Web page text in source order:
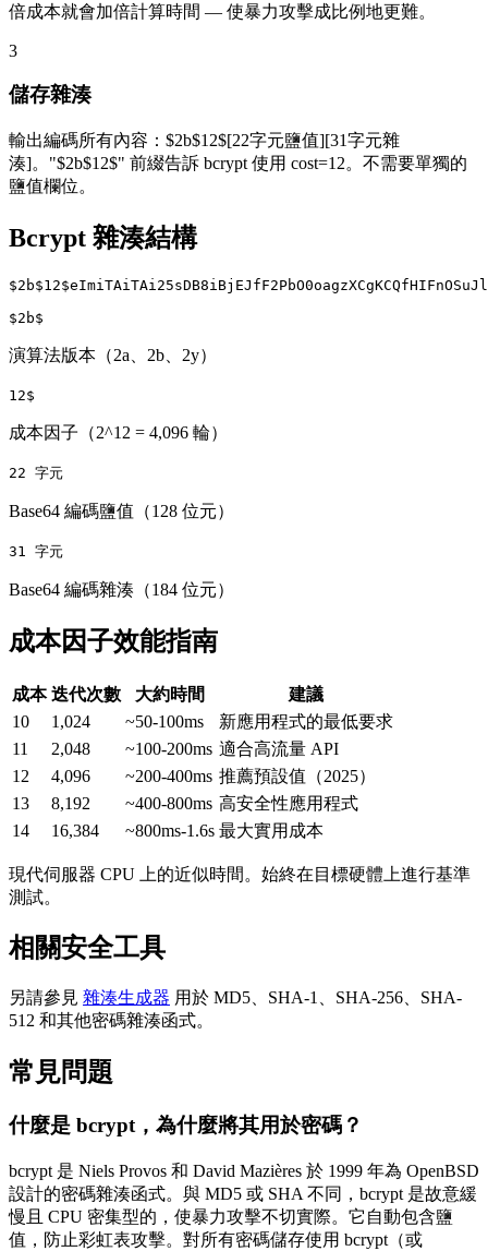
倍成本就會加倍計算時間 — 使暴力攻擊成比例地更難。
3
儲存雜湊
輸出編碼所有內容：$2b$12$[22字元鹽值][31字元雜
湊]。"$2b$12$" 前綴告訴 bcrypt 使用 cost=12。不需要單獨的
鹽值欄位。
Bcrypt 雜湊結構
$2b$12$eImiTAiTAi25sDB8iBjEJfF2PbO0oagzXCgK
$2b$
演算法版本（2a、2b、2y）
12$
成本因子（2^12 = 4,096 輪）
22 字元
Base64 編碼鹽值（128 位元）
31 字元
Base64 編碼雜湊（184 位元）
成本因子效能指南
成本 迭代次數 大約時間
建議
10
1,024 ~50-100ms
新應用程式的最低要求
11
2,048 ~100-200ms 適合高流量 API
12
4,096 ~200-400ms 推薦預設值（2025）
13
8,192 ~400-800ms 高安全性應用程式
14
16,384 ~800ms-1.6s 最大實用成本
現代伺服器 CPU 上的近似時間。始終在目標硬體上進行基準
測試。
相關安全工具
另請參見 雜湊生成器 用於 MD5、SHA-1、SHA-256、SHA-
512 和其他密碼雜湊函式。
常見問題
什麼是 bcrypt，為什麼將其用於密碼？
bcrypt 是 Niels Provos 和 David Mazières 於 1999 年為 OpenBSD
設計的密碼雜湊函式。與 MD5 或 SHA 不同，bcrypt 是故意緩
慢且 CPU 密集型的，使暴力攻擊不切實際。它自動包含鹽
值，防止彩虹表攻擊。對所有密碼儲存使用 bcrypt（或